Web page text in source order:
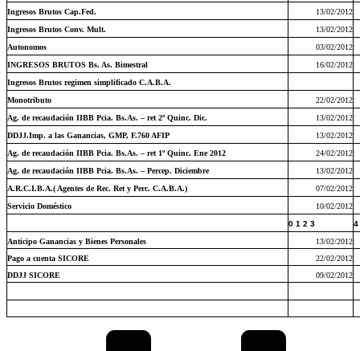
Ingresos Brutos Cap.Fed.
13/02/2012
Ingresos Brutos Conv. Mult.
13/02/2012
Autonomos
03/02/2012
INGRESOS BRUTOS Bs. As. Bimestral
16/02/2012
Ingresos Brutos regimen simplificado C.A.B.A.
Monotributo
22/02/2012
Ag. de recaudación IIBB Pcia. Bs.As. – ret 2º Quinc. Dic.
13/02/2012
DDJJ.Imp. a las Ganancias, GMP, F.760 AFIP
13/02/2012
Ag. de recaudación IIBB Pcia. Bs.As. – ret 1º Quinc. Ene 2012
24/02/2012
Ag. de recaudación IIBB Pcia. Bs.As. – Percep. Diciembre
13/02/2012
A.R.C.I.B.A.( Agentes de Rec. Ret y Perc. C.A.B.A.)
07/02/2012
Servicio Doméstico
10/02/2012
0 1 2 3
4
Anticipo Ganancias y Bienes Personales
13/02/2012
Pago a cuenta SICORE
22/02/2012
DDJJ SICORE
09/02/2012